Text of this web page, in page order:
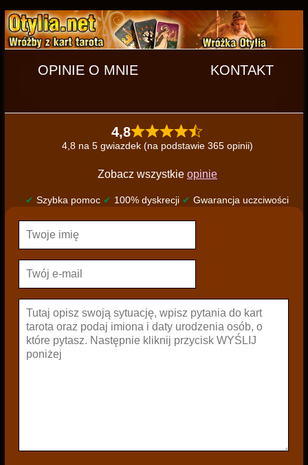
OPINIE O MNIE KONTAKT
4,8
4,8 na 5 gwiazdek (na podstawie 365 opinii)
Zobacz wszystkie opinie
✔ Szybka pomoc ✔ 100% dyskrecji ✔ Gwarancja uczciwości